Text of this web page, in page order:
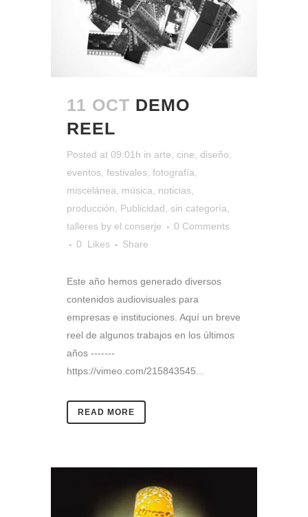
11 OCT DEMO
REEL
Posted at 09:01h in arte, cine, diseño,
eventos, festivales, fotografía,
miscelánea, música, noticias,
producción, Publicidad, sin categoría,
talleres by el conserje
0 Comments
0
Likes Share
Este año hemos generado diversos
contenidos audiovisuales para
empresas e instituciones. Aquí un breve
reel de algunos trabajos en los últimos
años -------
https://vimeo.com/215843545...
READ MORE